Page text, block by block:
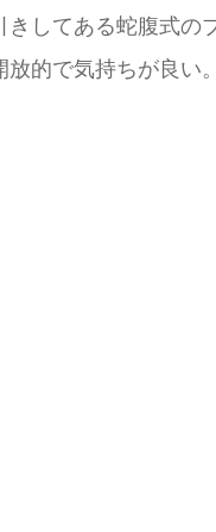
してある蛇腹式の
的で気持ちが良い。